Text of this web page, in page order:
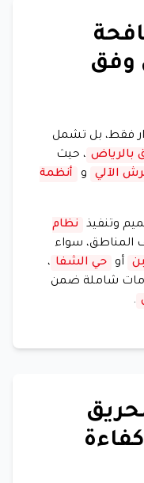
وفق
فقط، بل تشمل
بالرياض ، حيث
الآلي و
أنظمة
وتنفيذ
نظام
المناطق، سواء
أو حي الشفا ،
شاملة ضمن
.